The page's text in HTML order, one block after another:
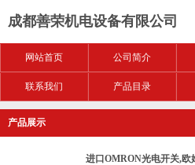
成都善荣机电设备有限公司
网站首页 公司简介
联系我们 产品目录
产品展示
进口OMRON光电开关,欧